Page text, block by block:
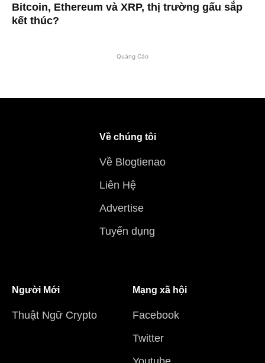
Bitcoin, Ethereum và XRP, thị trường gấu sắp
kết thúc?
Quảng Cáo
Về chúng tôi
Về Blogtienao
Liên Hệ
Advertise
Tuyển dụng
Người Mới
Thuật Ngữ Crypto
Mạng xã hội
Facebook
Twitter